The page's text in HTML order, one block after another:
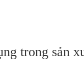
trong sản